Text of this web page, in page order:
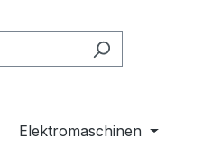
Elektromaschinen